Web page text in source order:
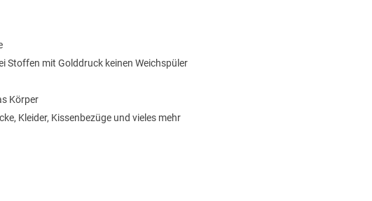
Stoffen mit Golddruck keinen Weichspüler
Körper
Kleider, Kissenbezüge und vieles mehr